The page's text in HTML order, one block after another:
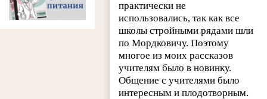
практически не
использовались, так как все
школы стройными рядами шли
по Мордковичу. Поэтому
многое из моих рассказов
учителям было в новинку.
Общение с учителями было
интересным и плодотворным.